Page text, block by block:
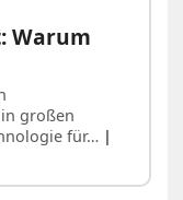
Warum
großen
für… |